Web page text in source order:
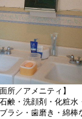
面所／アメニティ】
鹸・洗顔剤・化粧水
・歯磨き・綿棒